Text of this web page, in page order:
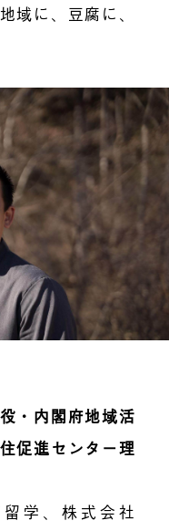
域に、豆腐に、
・内閣府地域活
促進センター理
学、株式会社